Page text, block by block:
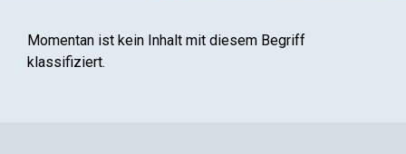
Momentan ist kein Inhalt mit diesem Begriff
klassifiziert.